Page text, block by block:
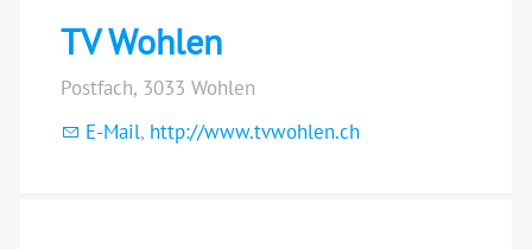
TV Wohlen
Postfach, 3033 Wohlen
E-Mail, http://www.tvwohlen.ch